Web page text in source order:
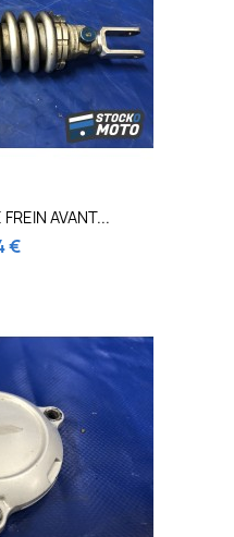
AVANT...
€